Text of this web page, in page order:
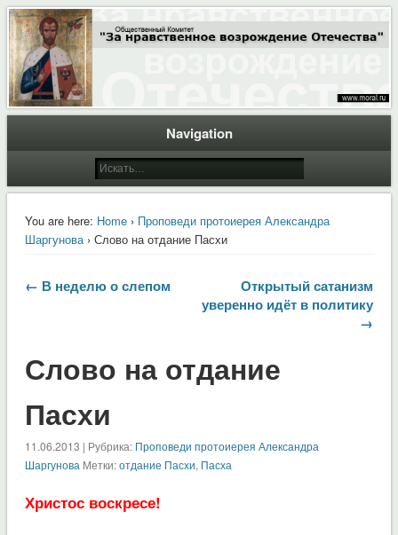
Moral.Ru
Общественный Комитет "За нравственное возрождение Отечества"
Navigation
You are here: Home› Проповеди протоиерея Александра
Шаргунова› Слово на отдание Пасхи
← В неделю о слепом
Открытый сатанизм
уверенно идёт в политику
→
Слово на отдание
Пасхи
11.06.2013 | Рубрика: Проповеди протоиерея Александра
Шаргунова Метки:отдание Пасхи, Пасха
Христос воскресе!